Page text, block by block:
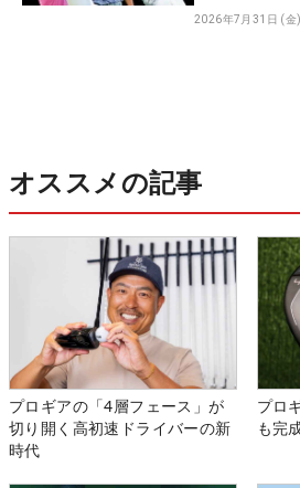
2026年7月31日 (金
オススメの記事
プロギアの「4層フェース」が
切り開く高初速ドライバーの新
時代
プロ
も完